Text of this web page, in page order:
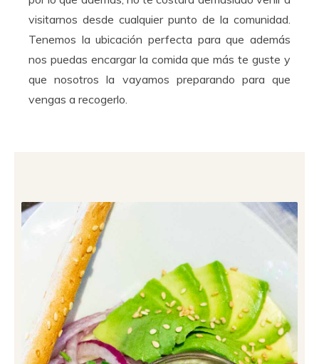
visitarnos desde cualquier punto de la comunidad.
Tenemos la ubicación perfecta para que además
nos puedas encargar la comida que más te guste y
que nosotros la vayamos preparando para que
vengas a recogerlo.